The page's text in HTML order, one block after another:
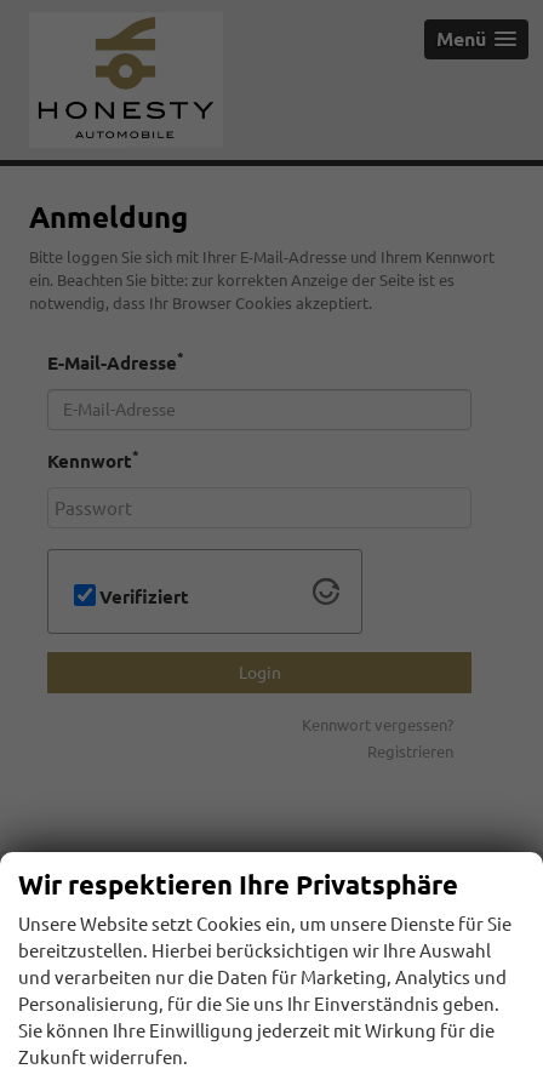
Menü
Anmeldung
Bitte loggen Sie sich mit Ihrer E-Mail-Adresse und Ihrem Kennwort
ein. Beachten Sie bitte: zur korrekten Anzeige der Seite ist es
notwendig, dass Ihr Browser Cookies akzeptiert.
E-Mail-Adresse*
Kennwort*
Verifiziert
Login
Kennwort vergessen?
Registrieren
HONESTY AUTOMOBILE
Industriestr. 8
64832 Babenhausen
Telefon: +49 177 - 1 809 124
E-Mail:honestyautomobile@gmx.de
Wir respektieren Ihre Privatsphäre
Unsere Website setzt Cookies ein, um unsere Dienste für Sie
bereitzustellen. Hierbei berücksichtigen wir Ihre Auswahl
und verarbeiten nur die Daten für Marketing, Analytics und
Personalisierung, für die Sie uns Ihr Einverständnis geben.
Sie können Ihre Einwilligung jederzeit mit Wirkung für die
Zukunft widerrufen.